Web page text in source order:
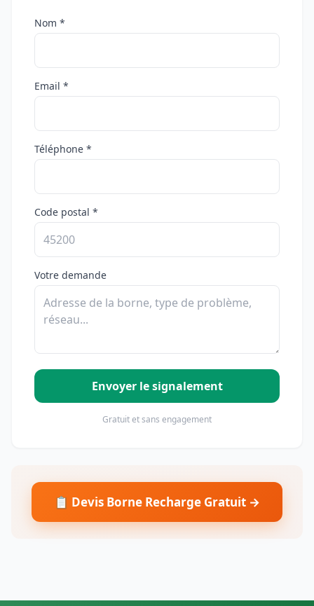
Nom *
Email *
Téléphone *
Code postal *
Votre demande
Envoyer le signalement
Gratuit et sans engagement
📋 Devis Borne Recharge Gratuit →